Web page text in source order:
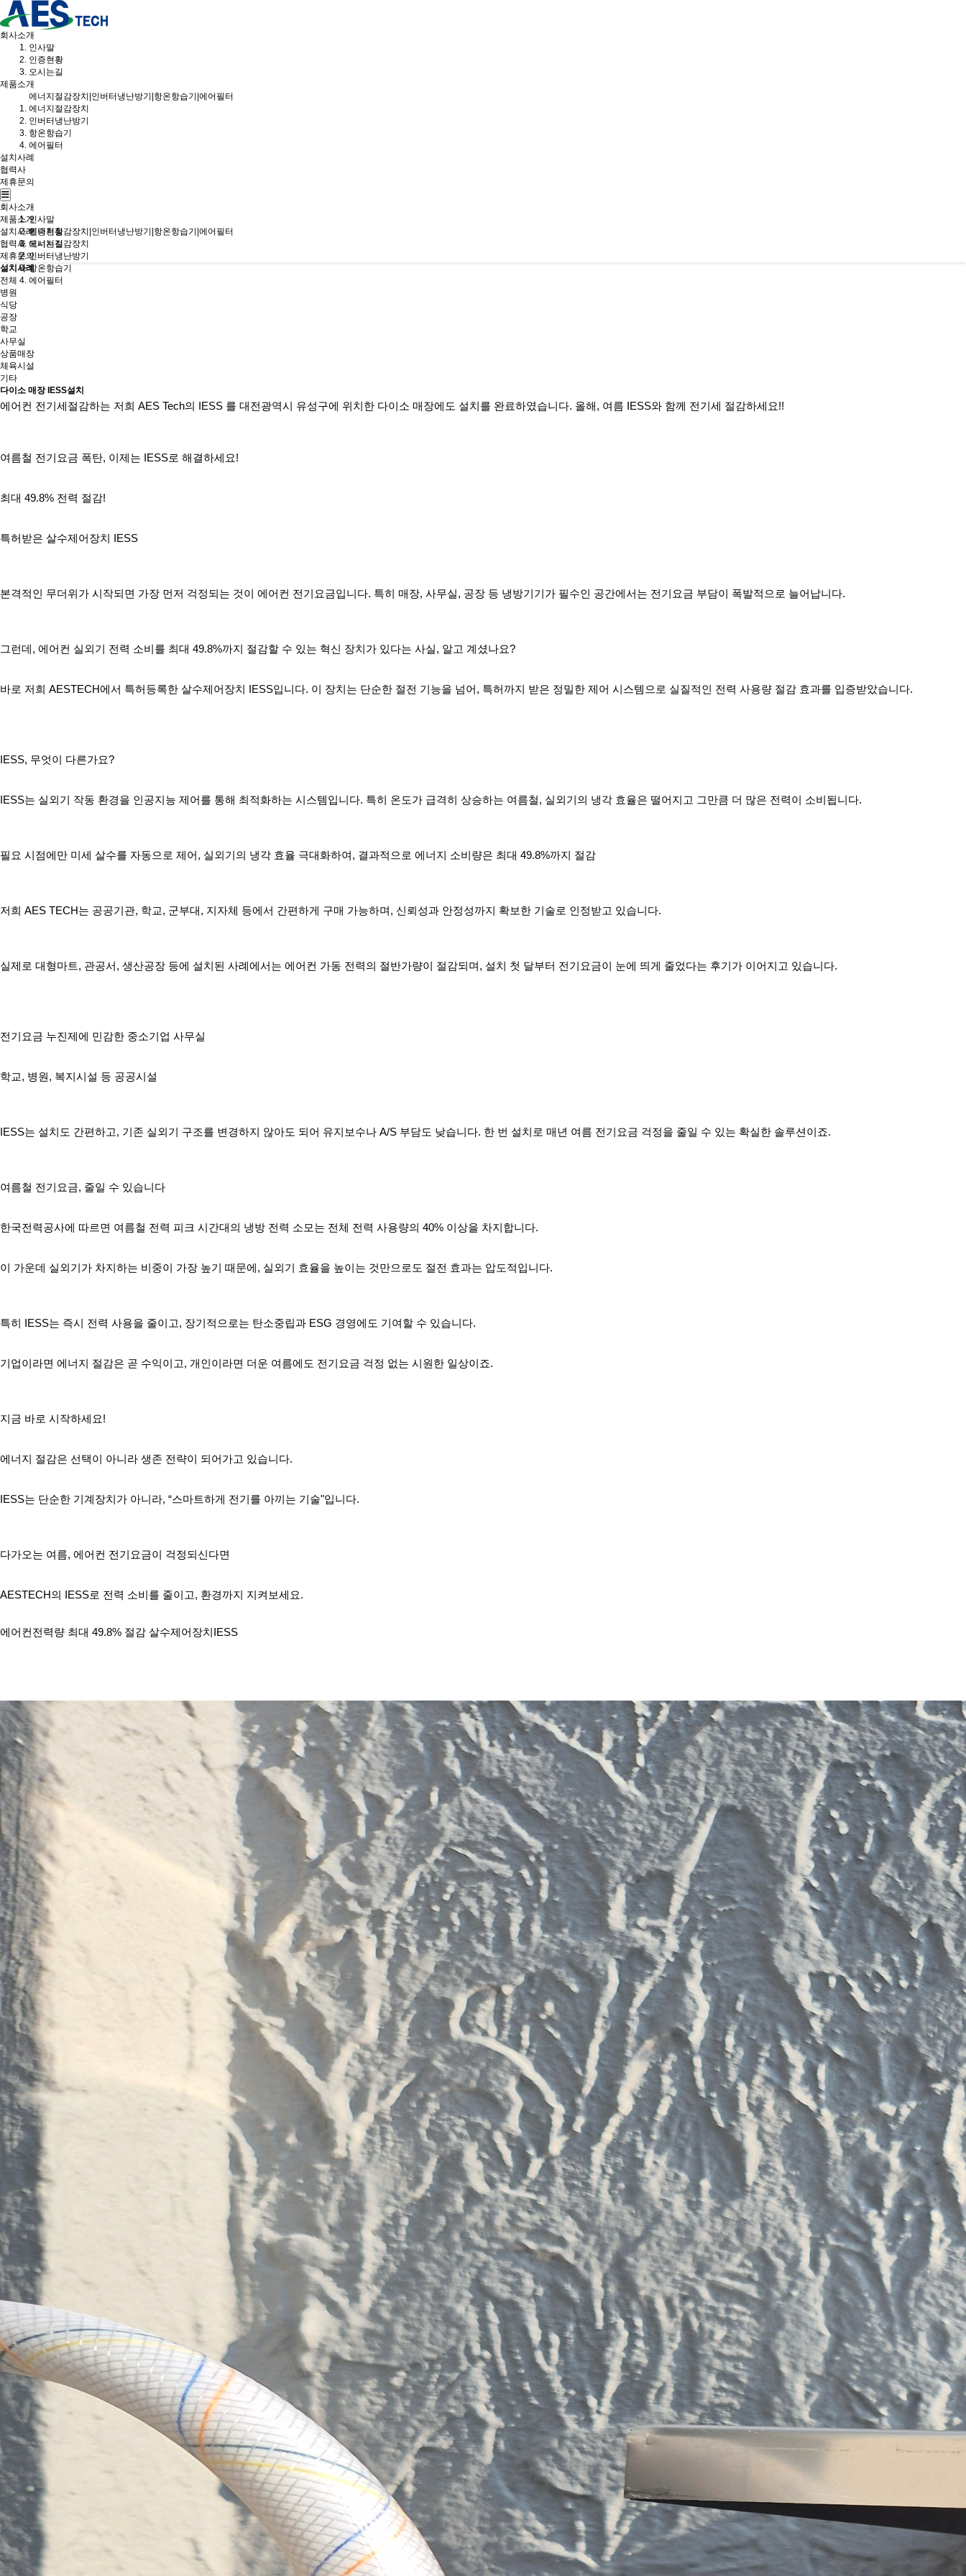
회사소개
인사말
인증현황
오시는길
제품소개
에너지절감장치|인버터냉난방기|항온항습기|에어필터
에너지절감장치
인버터냉난방기
항온항습기
에어필터
설치사례
협력사
제휴문의
회사소개
인사말
인증현황
오시는길
제품소개
에너지절감장치|인버터냉난방기|항온항습기|에어필터
에너지절감장치
인버터냉난방기
항온항습기
에어필터
설치사례
협력사
제휴문의
설치사례
전체
병원
식당
공장
학교
사무실
상품매장
체육시설
기타
다이소 매장 IESS설치
에어컨 전기세절감하는 저희 AES Tech의 IESS 를 대전광역시 유성구에 위치한 다이소 매장에도 설치를 완료하였습니다. 올해, 여름 IESS와 함께 전기세 절감하세요!!
여름철 전기요금 폭탄, 이제는 IESS로 해결하세요!
최대 49.8% 전력 절감!
특허받은 살수제어장치 IESS
본격적인 무더위가 시작되면 가장 먼저 걱정되는 것이 에어컨 전기요금입니다. 특히 매장, 사무실, 공장 등 냉방기기가 필수인 공간에서는 전기요금 부담이 폭발적으로 늘어납니다.
그런데, 에어컨 실외기 전력 소비를 최대 49.8%까지 절감할 수 있는 혁신 장치가 있다는 사실, 알고 계셨나요?
바로 저희 AESTECH에서 특허등록한 살수제어장치 IESS입니다. 이 장치는 단순한 절전 기능을 넘어, 특허까지 받은 정밀한 제어 시스템으로 실질적인 전력 사용량 절감 효과를 입증받았습니다.
IESS, 무엇이 다른가요?
IESS는 실외기 작동 환경을 인공지능 제어를 통해 최적화하는 시스템입니다. 특히 온도가 급격히 상승하는 여름철, 실외기의 냉각 효율은 떨어지고 그만큼 더 많은 전력이 소비됩니다.
필요 시점에만 미세 살수를 자동으로 제어, 실외기의 냉각 효율 극대화하여, 결과적으로 에너지 소비량은 최대 49.8%까지 절감
저희 AES TECH는 공공기관, 학교, 군부대, 지자체 등에서 간편하게 구매 가능하며, 신뢰성과 안정성까지 확보한 기술로 인정받고 있습니다.
실제로 대형마트, 관공서, 생산공장 등에 설치된 사례에서는 에어컨 가동 전력의 절반가량이 절감되며, 설치 첫 달부터 전기요금이 눈에 띄게 줄었다는 후기가 이어지고 있습니다.
전기요금 누진제에 민감한 중소기업 사무실
학교, 병원, 복지시설 등 공공시설
IESS는 설치도 간편하고, 기존 실외기 구조를 변경하지 않아도 되어 유지보수나 A/S 부담도 낮습니다. 한 번 설치로 매년 여름 전기요금 걱정을 줄일 수 있는 확실한 솔루션이죠.
여름철 전기요금, 줄일 수 있습니다
한국전력공사에 따르면 여름철 전력 피크 시간대의 냉방 전력 소모는 전체 전력 사용량의 40% 이상을 차지합니다.
이 가운데 실외기가 차지하는 비중이 가장 높기 때문에, 실외기 효율을 높이는 것만으로도 절전 효과는 압도적입니다.
특히 IESS는 즉시 전력 사용을 줄이고, 장기적으로는 탄소중립과 ESG 경영에도 기여할 수 있습니다.
기업이라면 에너지 절감은 곧 수익이고, 개인이라면 더운 여름에도 전기요금 걱정 없는 시원한 일상이죠.
지금 바로 시작하세요!
에너지 절감은 선택이 아니라 생존 전략이 되어가고 있습니다.
IESS는 단순한 기계장치가 아니라, “스마트하게 전기를 아끼는 기술"입니다.
다가오는 여름, 에어컨 전기요금이 걱정되신다면
AESTECH의 IESS로 전력 소비를 줄이고, 환경까지 지켜보세요.
에어컨전력량 최대 49.8% 절감 살수제어장치IESS